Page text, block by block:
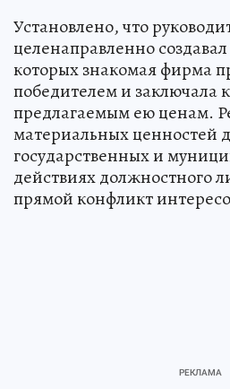
Установлено, что
целенаправленно
которых знакомая фирма
победителем и заключала
предлагаемым ею ценам.
материальных ценностей
государственных и
действиях должностного
прямой конфликт